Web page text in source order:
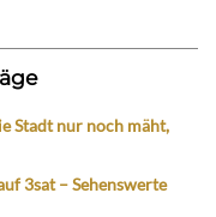
Stadt nur noch mäht,
3sat – Sehenswerte